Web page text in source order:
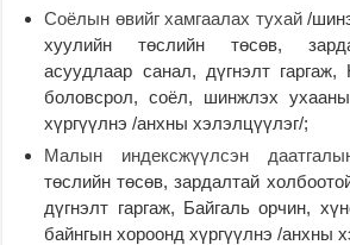
Соёлын өвийг хамгаалах тухай/
хуулийн төслийн төсөв,
асуудлаар санал, дүгнэлт гаргаж,
боловсрол, соёл, шинжлэх
хүргүүлнэ /анхны хэлэлцүүлэг/;
Малын индексжүүлсэн
төслийн төсөв, зардалтай
дүгнэлт гаргаж, Байгаль орчин,
байнгын хороонд хүргүүлнэ /анхны